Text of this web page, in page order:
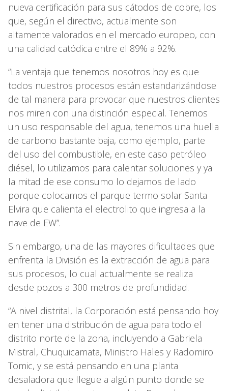
nueva certificación para sus cátodos de cobre, los
que, según el directivo, actualmente son
altamente valorados en el mercado europeo, con
una calidad catódica entre el 89% a 92%.
“La ventaja que tenemos nosotros hoy es que
todos nuestros procesos están estandarizándose
de tal manera para provocar que nuestros clientes
nos miren con una distinción especial. Tenemos
un uso responsable del agua, tenemos una huella
de carbono bastante baja, como ejemplo, parte
del uso del combustible, en este caso petróleo
diésel, lo utilizamos para calentar soluciones y ya
la mitad de ese consumo lo dejamos de lado
porque colocamos el parque termo solar Santa
Elvira que calienta el electrolito que ingresa a la
nave de EW”.
Sin embargo, una de las mayores dificultades que
enfrenta la División es la extracción de agua para
sus procesos, lo cual actualmente se realiza
desde pozos a 300 metros de profundidad.
“A nivel distrital, la Corporación está pensando hoy
en tener una distribución de agua para todo el
distrito norte de la zona, incluyendo a Gabriela
Mistral, Chuquicamata, Ministro Hales y Radomiro
Tomic, y se está pensando en una planta
desaladora que llegue a algún punto donde se